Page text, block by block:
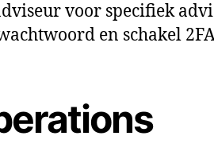
voor specifiek
en schakel